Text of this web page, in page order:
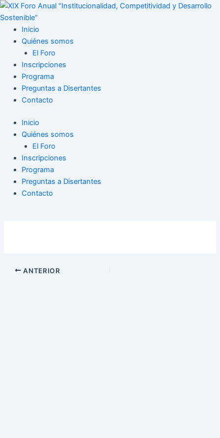
Inicio
Quiénes somos
El Foro
Inscripciones
Programa
Preguntas a Disertantes
Contacto
Inicio
Quiénes somos
El Foro
Inscripciones
Programa
Preguntas a Disertantes
Contacto
Ir
al
contenido
ANTERIOR